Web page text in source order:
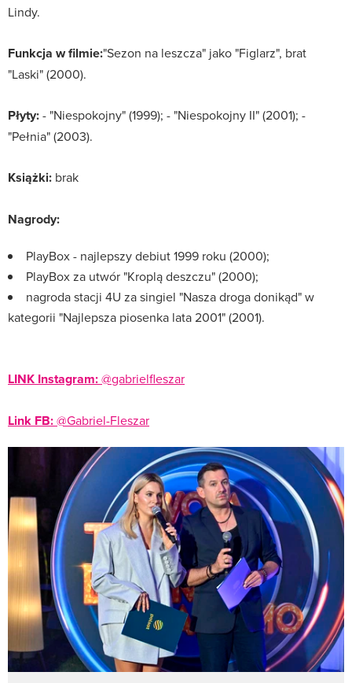
Lindy.
Funkcja w filmie:"Sezon na leszcza" jako "Figlarz", brat
"Laski" (2000).
Płyty:- "Niespokojny" (1999); - "Niespokojny II" (2001); -
"Pełnia" (2003).
Książki: brak
Nagrody:
PlayBox - najlepszy debiut 1999 roku (2000);
PlayBox za utwór "Kroplą deszczu" (2000);
nagroda stacji 4U za singiel "Nasza droga donikąd" w
kategorii "Najlepsza piosenka lata 2001" (2001).
LINK Instagram:@gabrielfleszar
Link FB:@Gabriel-Fleszar